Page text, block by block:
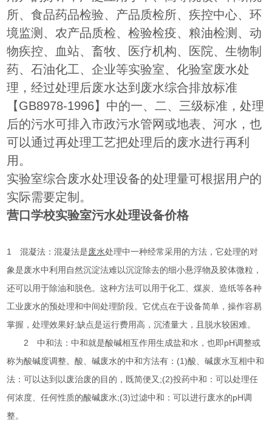
所、食品药品检验、产品质检所、疾控中心、环
境监测、农产品质检、检验检疫、粮油检测、动
物疾控、血站、畜牧、医疗机构、医院、生物制
药、石油化工、企业等实验室、化验室废水处
理，经过处理后废水达到废水综合排放标准
【GB8978-1996】中的一、二、三级标准，处理
后的污水可排入市政污水管网或地表、河水，也
可以通过再处理工艺把处理后的废水进行再利
用。
实验室综合废水处理设备的处理量可根据用户的
实际需要定制。
营口学校实验室污水处理设备价格
1 混凝法：混凝法是废水处理中一种经常采用的方法，它处理的对
象是废水中利用自然沉淀法难以沉淀除去的细小悬浮物及胶体微粒，
还可以用于除油和脱色。这种方法可以用于化工、煤炭、造纸等各种
工业废水的预处理和中间处理阶段。它优点在于设备简单，操作容易
掌握，处理效果好;缺点是运行费用高，沉渣量大，且脱水较困难。
2 中和法：中和就是酸碱相互作用生成盐和水，也即pH调整或
称为酸碱度调整。酸、碱废水的中和方法有：(1)酸、碱废水互相中和
法：可以达到以废治废的目的，既简便又;(2)投药中和：可以处理任
何浓度、任何性质的酸碱废水;(3)过滤中和：可以进行废水的pH调
整。